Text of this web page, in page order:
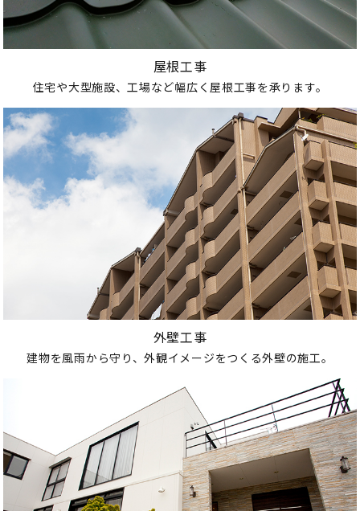
屋根工事
住宅や大型施設、工場など幅広く屋根工事を承ります。
外壁工事
建物を風雨から守り、外観イメージをつくる外壁の施工。